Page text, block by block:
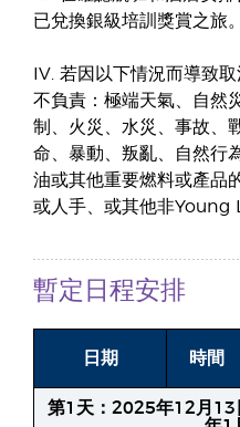
已兌換銀級培訓獎賞之旅。
IV. 若因以下情況而導致
不負責：極端天氣、自然
制、火災、水災、事故、
命、暴動、叛亂、自然行
油或其他重要燃料或產品
或人手、或其他非Young
暫定日程安排
日期 時間
第1天：2025年12月